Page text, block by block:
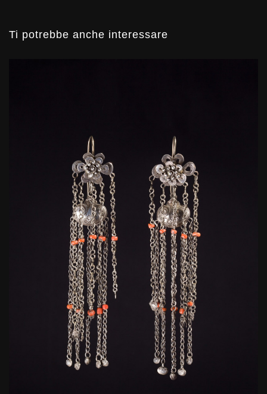
Ti potrebbe anche interessare